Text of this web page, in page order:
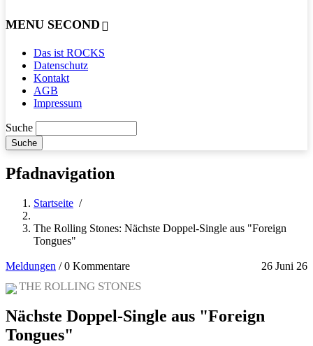
MENU SECOND
Das ist ROCKS
Datenschutz
Kontakt
AGB
Impressum
Suche
Pfadnavigation
Startseite /
The Rolling Stones: Nächste Doppel-Single aus "Foreign
Tongues"
Meldungen 26 Juni 26
/0 Kommentare
THE ROLLING STONES
Nächste Doppel-Single aus "Foreign
Tongues"